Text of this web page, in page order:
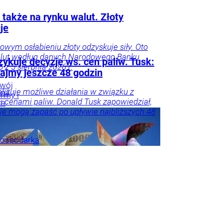
także na rynku walut. Złoty
osłabieniu złoty odzyskuje siły. Oto
według danych Narodowego Banku
z 5 sierpnia 2026 r.
i
decyzję ws. cen paliw. Tusk:
jeszcze 48 godzin
możliwe działania w związku z
cenami paliw. Donald Tusk zapowiedział,
mogą zapaść po upływie najbliższych 48